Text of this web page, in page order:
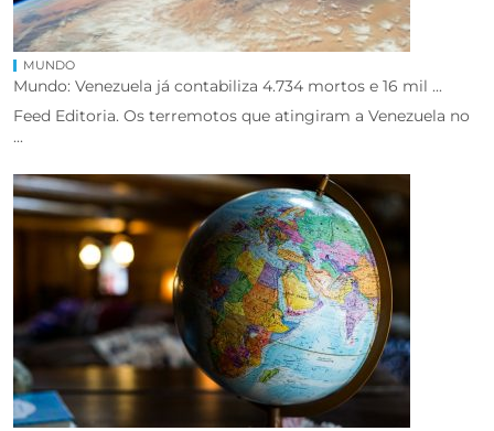
MUNDO
Mundo: Venezuela já contabiliza 4.734 mortos e 16 mil ...
Feed Editoria. Os terremotos que atingiram a Venezuela no
...